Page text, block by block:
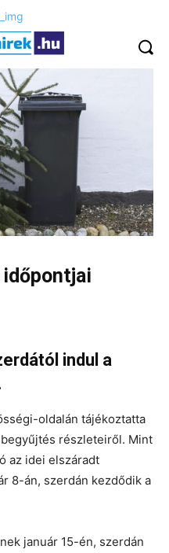
indul a
oldalán tájékoztatta
részleteiről. Mint
az idei elszáradt
8-án, szerdán kezdődik a
január 15-én, szerdán